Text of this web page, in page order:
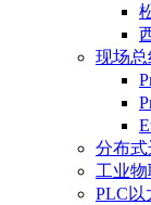
现场
分布
工业
PLC以